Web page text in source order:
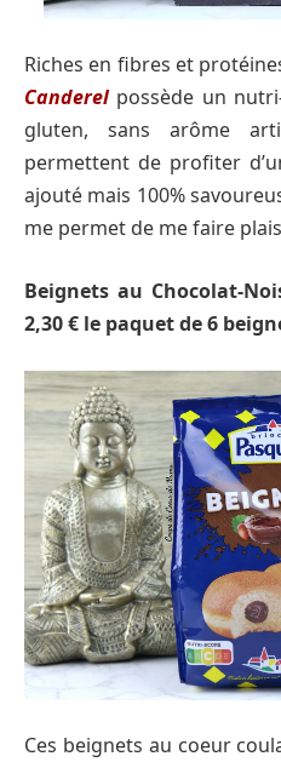
Riches en fibres et
Canderelpossède un
gluten, sans arôme
permettent de profiter
ajouté mais 100%
me permet de me faire
Beignets au Chocolat-
2,30 € le paquet de 6
Ces beignets au coeur